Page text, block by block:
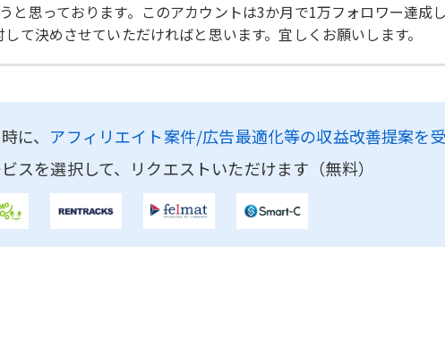
と思っております。このアカウントは3か月で1万フォロワー達成
て決めさせていただければと思います。宜しくお願いします。
に、 アフィリエイト案件/広告最適化等の収益改善提案を
スを選択して、リクエストいただけます（無料）